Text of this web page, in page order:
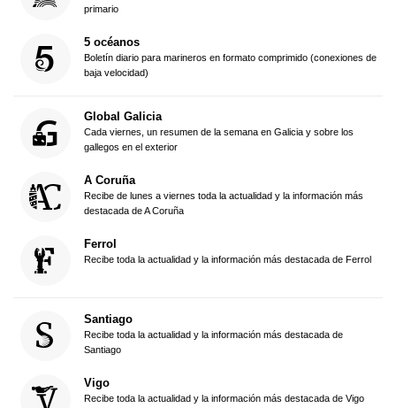
primario
5 océanos
Boletín diario para marineros en formato comprimido (conexiones de
baja velocidad)
Global Galicia
Cada viernes, un resumen de la semana en Galicia y sobre los
gallegos en el exterior
A Coruña
Recibe de lunes a viernes toda la actualidad y la información más
destacada de A Coruña
Ferrol
Recibe toda la actualidad y la información más destacada de Ferrol
Santiago
Recibe toda la actualidad y la información más destacada de
Santiago
Vigo
Recibe toda la actualidad y la información más destacada de Vigo